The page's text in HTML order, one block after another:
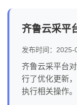
齐鲁云采平
发布时间：
齐鲁云采平台
行了优化更新
执行相关操作。